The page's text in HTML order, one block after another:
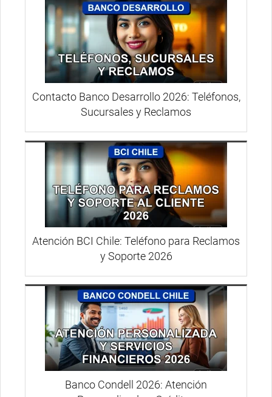
Contacto Banco Desarrollo 2026: Teléfonos,
Sucursales y Reclamos
Atención BCI Chile: Teléfono para Reclamos
y Soporte 2026
Banco Condell 2026: Atención